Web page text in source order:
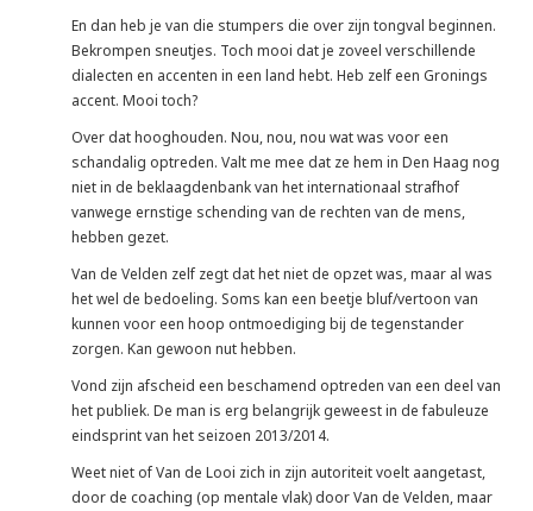
En dan heb je van die stumpers die over zijn tongval beginnen.
Bekrompen sneutjes. Toch mooi dat je zoveel verschillende
dialecten en accenten in een land hebt. Heb zelf een Gronings
accent. Mooi toch?
Over dat hooghouden. Nou, nou, nou wat was voor een
schandalig optreden. Valt me mee dat ze hem in Den Haag nog
niet in de beklaagdenbank van het internationaal strafhof
vanwege ernstige schending van de rechten van de mens,
hebben gezet.
Van de Velden zelf zegt dat het niet de opzet was, maar al was
het wel de bedoeling. Soms kan een beetje bluf/vertoon van
kunnen voor een hoop ontmoediging bij de tegenstander
zorgen. Kan gewoon nut hebben.
Vond zijn afscheid een beschamend optreden van een deel van
het publiek. De man is erg belangrijk geweest in de fabuleuze
eindsprint van het seizoen 2013/2014.
Weet niet of Van de Looi zich in zijn autoriteit voelt aangetast,
door de coaching (op mentale vlak) door Van de Velden, maar